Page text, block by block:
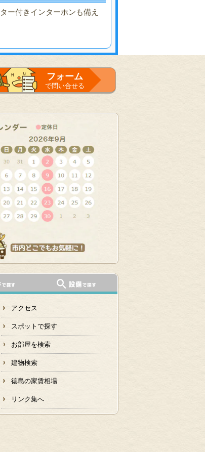
ー付きインターホンも備え
フォーム
で問い合せる
アクセス
スポットで探す
お部屋を検索
建物検索
徳島の家賃相場
リンク集へ